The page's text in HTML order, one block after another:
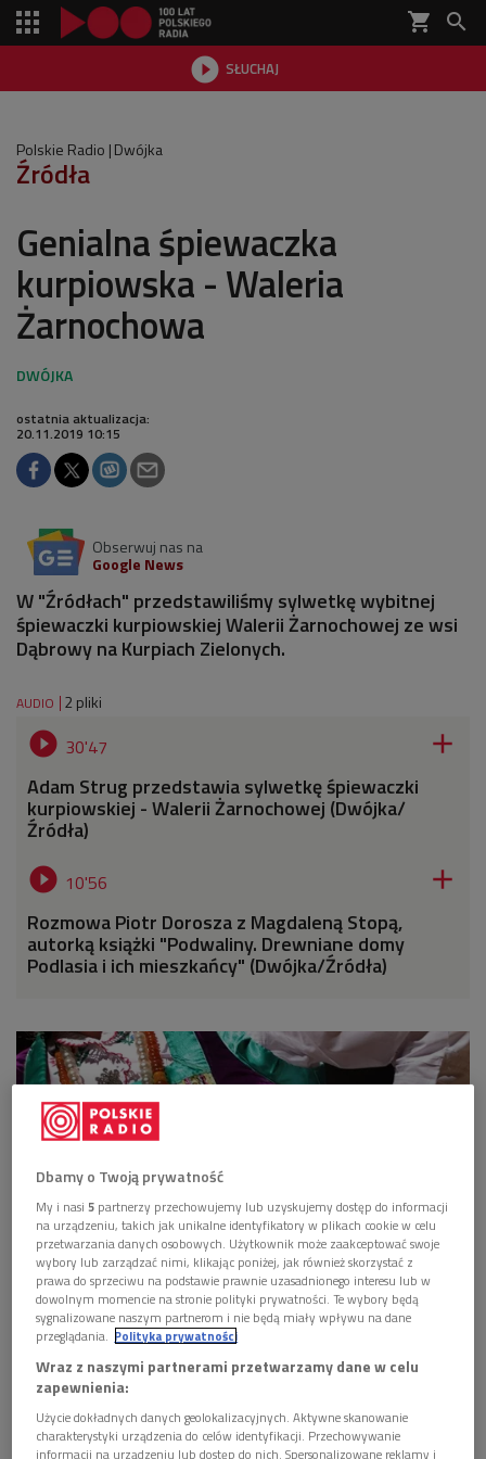
shopping_cart 
 SŁUCHAJ

Polskie Radio Dwójka
Źródła
Genialna śpiewaczka
kurpiowska - Waleria
Żarnochowa
ostatnia aktualizacja:
20.11.2019 10:15
Obserwuj nas na
Google News
W "Źródłach" przedstawiliśmy sylwetkę wybitnej
śpiewaczki kurpiowskiej Walerii Żarnochowej ze wsi
Dąbrowy na Kurpiach Zielonych.
AUDIO 2 pliki
 30'47 
Adam Strug przedstawia sylwetkę śpiewaczki
kurpiowskiej - Walerii Żarnochowej (Dwójka/
Źródła)
 10'56 
Rozmowa Piotr Dorosza z Magdaleną Stopą,
autorką książki "Podwaliny. Drewniane domy
Podlasia i ich mieszkańcy" (Dwójka/Źródła)
Strój kurpiowski. Foto: Grzegorz Śledź
Waleria Żarnochowa urodziła się 21 listopada 1908 roku.
Właśnie dzisiaj obchodzimy jej sto pierwsze urodziny.
Artystka śpiewała od dzieciństwa. Jej śpiew znalazł się na
wielu wydawnictwach płytowych z muzyką tradycyjną.
Dbamy o Twoją prywatność
My i nasi5 partnerzy przechowujemy lub uzyskujemy dostęp do informacji
na urządzeniu, takich jak unikalne identyfikatory w plikach cookie w celu
przetwarzania danych osobowych. Użytkownik może zaakceptować swoje
wybory lub zarządzać nimi, klikając poniżej, jak również skorzystać z
prawa do sprzeciwu na podstawie prawnie uzasadnionego interesu lub w
dowolnym momencie na stronie polityki prywatności. Te wybory będą
sygnalizowane naszym partnerom i nie będą miały wpływu na dane
przeglądania. Polityka prywatności
Wraz z naszymi partnerami przetwarzamy dane w celu
zapewnienia:
Użycie dokładnych danych geolokalizacyjnych. Aktywne skanowanie
charakterystyki urządzenia do celów identyfikacji. Przechowywanie
informacji na urządzeniu lub dostęp do nich. Spersonalizowane reklamy i